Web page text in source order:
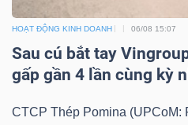
HOẠT ĐỘNG KINH DOANH 06/08 15:07
Sau cú bắt tay
gấp gần 4 lần cùng kỳ
CTCP Thép Pomina (UPCoM: